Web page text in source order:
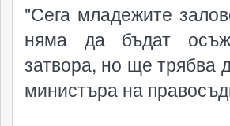
"Сега младежите
няма да бъдат
затвора, но ще трябва
министъра на